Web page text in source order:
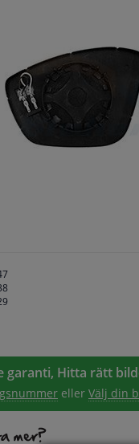
garanti, Hitta rätt
eller Välj din